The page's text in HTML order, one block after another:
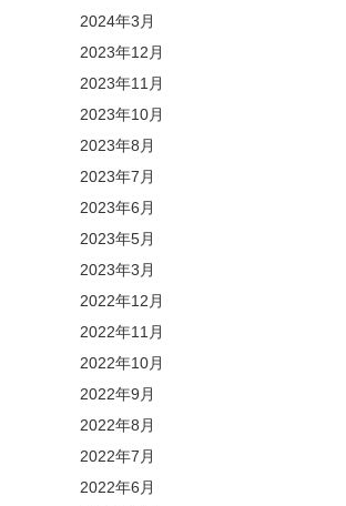
2024年3月
2023年12月
2023年11月
2023年10月
2023年8月
2023年7月
2023年6月
2023年5月
2023年3月
2022年12月
2022年11月
2022年10月
2022年9月
2022年8月
2022年7月
2022年6月